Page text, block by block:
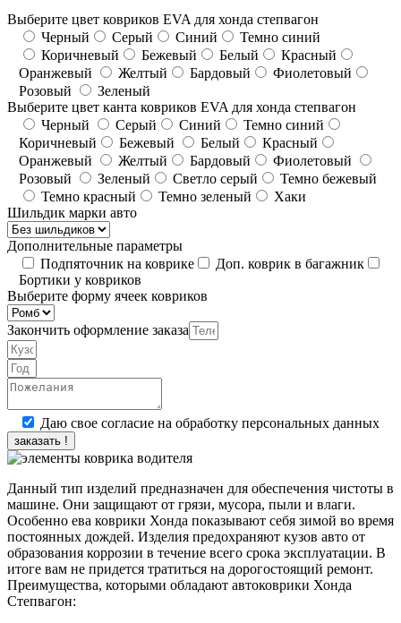
Выберите цвет ковриков EVA для хонда степвагон
Черный
Серый Синий
Темно синий
Коричневый
Бежевый Белый
Красный
Оранжевый
Желтый Бардовый
Фиолетовый
Розовый
Зеленый
Выберите цвет канта ковриков EVA для хонда степвагон
Черный
Серый Синий
Темно синий
Коричневый
Бежевый Белый
Красный
Оранжевый
Желтый Бардовый
Фиолетовый
Розовый
Зеленый Светло серый
Темно бежевый
Темно красный
Темно зеленый
Хаки
Шильдик марки авто
Дополнительные параметры
Подпяточник на коврике
Доп. коврик в багажник
Бортики у ковриков
Выберите форму ячеек ковриков
Закончить оформление заказа
Даю свое согласие на обработку персональных данных
заказать !
Данный тип изделий предназначен для обеспечения чистоты в
машине. Они защищают от грязи, мусора, пыли и влаги.
Особенно ева коврики Хонда показывают себя зимой во время
постоянных дождей. Изделия предохраняют кузов авто от
образования коррозии в течение всего срока эксплуатации. В
итоге вам не придется тратиться на дорогостоящий ремонт.
Преимущества, которыми обладают автоковрики Хонда
Степвагон: